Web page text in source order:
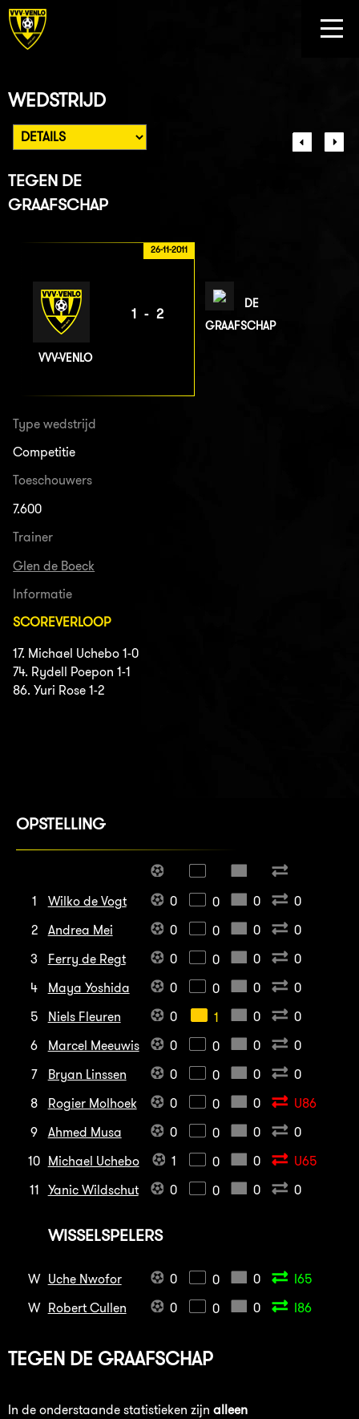
WEDSTRIJD
TEGEN DE
GRAAFSCHAP
26-11-2011
VVV-VENLO
1-2
DE
GRAAFSCHAP
Type wedstrijd
Competitie
Toeschouwers
7.600
Trainer
Glen de Boeck
Informatie
SCOREVERLOOP
17. Michael Uchebo 1-0
74. Rydell Poepon 1-1
86. Yuri Rose 1-2
OPSTELLING
1 Wilko de Vogt 0 0 0
0
2
Andrea Mei 0 0 0
0
3
Ferry de Regt 0 0 0
0
4
Maya Yoshida 0 0 0
0
5
Niels Fleuren 0 1 0
0
6
Marcel Meeuwis 0 0 0
0
7
Bryan Linssen 0 0 0
0
8
Rogier Molhoek 0 0 0
U86
9
Ahmed Musa 0 0 0
0
10 Michael Uchebo 1 0 0
U65
11
Yanic Wildschut 0 0 0 0
WISSELSPELERS
W Uche Nwofor 0 0 0
I65
W Robert Cullen 0 0 0 I86
TEGEN DE GRAAFSCHAP
In de onderstaande statistieken zijn alleen